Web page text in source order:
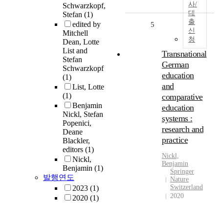
Schwarzkopf,
Stefan (1)
edited by
Mitchell
Dean, Lotte
List and
Stefan
Schwarzkopf
(1)
List, Lotte
(1)
Benjamin
Nickl, Stefan
Popenici,
Deane
Blackler,
editors (1)
Nickl,
Benjamin (1)
발행연도
2023 (1)
2020 (1)
사/
대
출
신
청
5
Transnational
German
education
and
comparative
education
systems :
research and
practice
Nickl,
Benjamin
Springer
Nature
Switzerland
2020